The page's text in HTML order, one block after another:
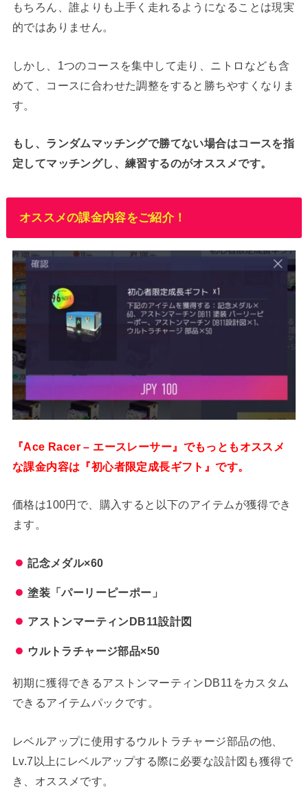
もちろん、誰よりも上手く走れるようになることは現実
的ではありません。
しかし、1つのコースを集中して走り、ニトロなども含
めて、コースに合わせた調整をすると勝ちやすくなりま
す。
もし、ランダムマッチングで勝てない場合はコースを指
定してマッチングし、練習するのがオススメです。
オススメの課金内容をご紹介！
『Ace Racer – エースレーサー』でもっともオススメ
な課金内容は『初心者限定成長ギフト』です。
価格は100円で、購入すると以下のアイテムが獲得でき
ます。
記念メダル×60
塗装「パーリーピーポー」
アストンマーティンDB11設計図
ウルトラチャージ部品×50
初期に獲得できるアストンマーティンDB11をカスタム
できるアイテムパックです。
レベルアップに使用するウルトラチャージ部品の他、
Lv.7以上にレベルアップする際に必要な設計図も獲得で
き、オススメです。